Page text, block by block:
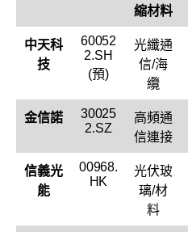
縮材料
中天科
技
60052
2.SH
(預)
光纖通
信/海
纜
金信諾
30025
2.SZ
高頻通
信連接
信義光
能
00968.
HK
光伏玻
璃/材
料